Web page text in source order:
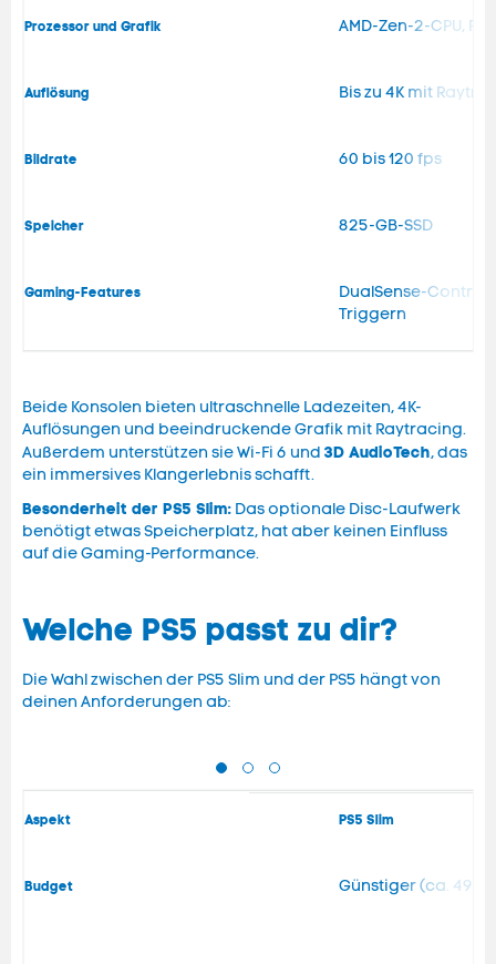
Prozessor und Grafik AMD-Zen-2-CPU,
Auflösung Bis zu 4K mit
Bildrate 60 bis 120 fps
Speicher 825-GB-SSD
Gaming-Features
DualSense-
Triggern
Beide Konsolen bieten ultraschnelle Ladezeiten, 4K-
Auflösungen und beeindruckende Grafik mit Raytracing.
Außerdem unterstützen sie Wi-Fi 6 und 3D AudioTech, das
ein immersives Klangerlebnis schafft.
Besonderheit der PS5 Slim: Das optionale Disc-Laufwerk
benötigt etwas Speicherplatz, hat aber keinen Einfluss
auf die Gaming-Performance.
Welche PS5 passt zu dir?
Die Wahl zwischen der PS5 Slim und der PS5 hängt von
deinen Anforderungen ab:
Aspekt PS5 Slim
Budget Günstiger (ca. 499